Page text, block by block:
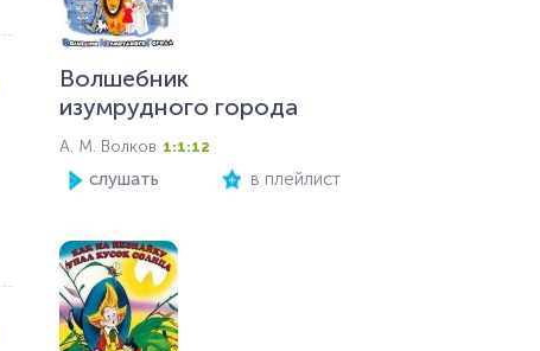
Волшебник
изумрудного города
А. М. Волков 1:1:12
слушать в плейлист